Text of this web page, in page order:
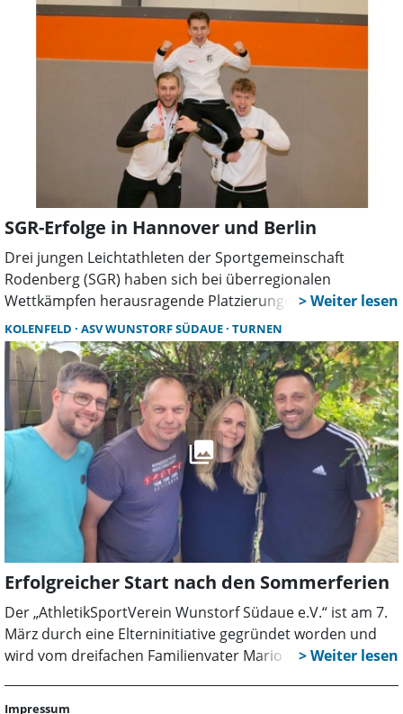
SGR-Erfolge in Hannover und Berlin
Drei jungen Leichtathleten der Sportgemeinschaft
Rodenberg (SGR) haben sich bei überregionalen
Wettkämpfen herausragende Platzierungen gesichert.
Hannes Lange holte dabei mit dem Diskus die
Norddeutsche Meisterschaft nach Schaumburg.
KOLENFELD ASV WUNSTORF SÜDAUE TURNEN
Erfolgreicher Start nach den Sommerferien
Der „AthletikSportVerein Wunstorf Südaue e.V.“ ist am 7.
März durch eine Elterninitiative gegründet worden und
wird vom dreifachen Familienvater Mario Perri als 1.
Impressum